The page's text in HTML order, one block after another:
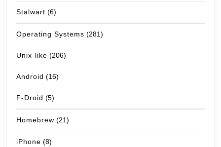
Stalwart (6)
Operating Systems (281)
Unix-like (206)
Android (16)
F-Droid (5)
Homebrew (21)
iPhone (8)